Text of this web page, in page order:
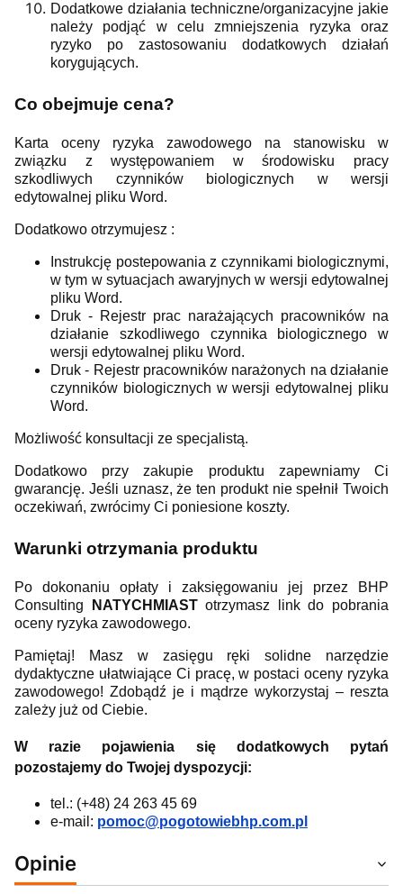
Dodatkowe działania techniczne/organizacyjne jakie
należy podjąć w celu zmniejszenia ryzyka oraz
ryzyko po zastosowaniu dodatkowych działań
korygujących.
Co obejmuje cena?
Karta oceny ryzyka zawodowego na stanowisku w
związku z występowaniem w środowisku pracy
szkodliwych czynników biologicznych w wersji
edytowalnej pliku Word.
Dodatkowo otrzymujesz :
Instrukcję postepowania z czynnikami biologicznymi,
w tym w sytuacjach awaryjnych w wersji edytowalnej
pliku Word.
Druk - Rejestr prac narażających pracowników na
działanie szkodliwego czynnika biologicznego w
wersji edytowalnej pliku Word.
Druk - Rejestr pracowników narażonych na działanie
czynników biologicznych w wersji edytowalnej pliku
Word.
Możliwość konsultacji ze specjalistą.
Dodatkowo przy zakupie produktu zapewniamy Ci
gwarancję. Jeśli uznasz, że ten produkt nie spełnił Twoich
oczekiwań, zwrócimy Ci poniesione koszty.
Warunki otrzymania produktu
Po dokonaniu opłaty i zaksięgowaniu jej przez BHP
Consulting
NATYCHMIASTotrzymasz link do pobrania
oceny ryzyka zawodowego.
Pamiętaj! Masz w zasięgu ręki solidne narzędzie
dydaktyczne ułatwiające Ci pracę, w postaci oceny ryzyka
zawodowego! Zdobądź je i mądrze wykorzystaj – reszta
zależy już od Ciebie.
W razie pojawienia się dodatkowych pytań
pozostajemy do Twojej dyspozycji:
tel.: (+48) 24 263 45 69
e-mail: pomoc@pogotowiebhp.com.pl
Opinie